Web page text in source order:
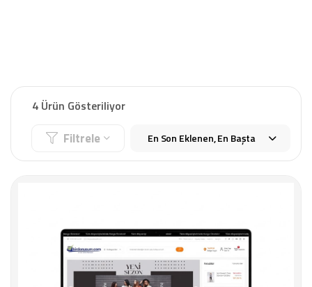
4 Ürün Gösteriliyor
Filtrele En Son Eklenen, En Başta